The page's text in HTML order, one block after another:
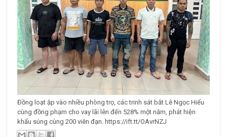
Đồng loạt ập vào nhiều phòng trọ, các trinh sát bắt Lê Ngọc Hiếu
cùng đồng phạm cho vay lãi lên đến 528% một năm, phát hiện
khẩu súng cùng 200 viên đạn. https://ift.tt/OAvrNZJ